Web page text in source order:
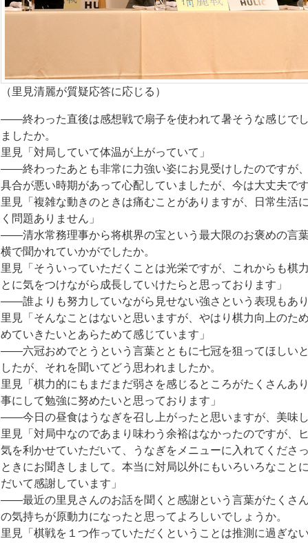
（里見清麗が質疑応答に応じる）
――終わった直後は感想戦で扇子を使われて暑そうな感じで
ましたか。
里見「対局していて体温が上がっていて」
――終わったあとも非常に力強い姿にお見受けしたのですが
具合が悪い時期があって心配していましたが、今は大丈夫です
里見「複雑な動きのときは痛むことがありますが、日常生活
く問題ありません」
――清水常務理事から将棋界の宝という最大限のお褒めの言葉
横で聞かれていかがでしたか。
里見「そういっていただくことは光栄ですが、これからも棋
とに気をつけながら成長していけたらと思っております」
――誰よりも努力していながら見せない強さという表現もあり
里見「そんなことはないと思いますが、やはり棋力向上のた
めていきたいとあらためて感じています」
――六冠おめでとうという言葉とともに七冠を狙ってほしい
したが、それを聞いてどう思われましたか。
里見「棋力的にもまだまだ弱さを感じるところがたくさんあ
事にして勉強に努めたいと思っております」
――今日の昼食はうなぎを召し上がったと思いますが、美味し
里見「対局中なのであまり味わう余裕はなかったのですが、
気を利かせていただいて、うなぎをメニューに入れてくださ
ときにお聞きしまして。本当に対局以外にもいろいろなこと
だいて感謝しています」
――最近の里見さんのお話を聞くと感謝という言葉がたくさ
の気持ちが原動力になったと思ってよろしいでしょうか。
里見「棋戦を１つ作っていただくということは推測に過ぎな